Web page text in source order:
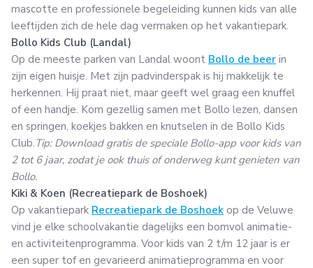
mascotte en professionele begeleiding kunnen kids van alle
leeftijden zich de hele dag vermaken op het vakantiepark.
Bollo Kids Club (Landal)
Op de meeste parken van Landal woont Bollo de beer in
zijn eigen huisje. Met zijn padvinderspak is hij makkelijk te
herkennen. Hij praat niet, maar geeft wel graag een knuffel
of een handje. Kom gezellig samen met Bollo lezen, dansen
en springen, koekjes bakken en knutselen in de Bollo Kids
Club.Tip: Download gratis de speciale Bollo-app voor kids van
2 tot 6 jaar, zodat je ook thuis of onderweg kunt genieten van
Bollo.
Kiki & Koen (Recreatiepark de Boshoek)
Op vakantiepark Recreatiepark de Boshoek op de Veluwe
vind je elke schoolvakantie dagelijks een bomvol animatie-
en activiteitenprogramma. Voor kids van 2 t/m 12 jaar is er
een super tof en gevarieerd animatieprogramma en voor